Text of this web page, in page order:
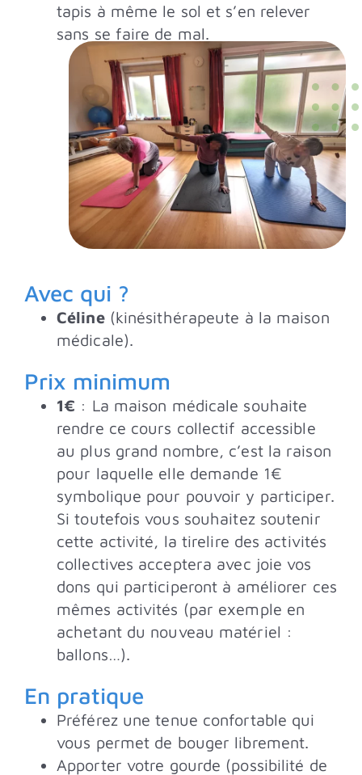
tapis à même le sol et s’en relever
sans se faire de mal.
Avec qui ?
Céline(kinésithérapeute à la maison
médicale).
Prix minimum
1€ : La maison médicale souhaite
rendre ce cours collectif accessible
au plus grand nombre, c’est la raison
pour laquelle elle demande 1€
symbolique pour pouvoir y participer.
Si toutefois vous souhaitez soutenir
cette activité, la tirelire des activités
collectives acceptera avec joie vos
dons qui participeront à améliorer ces
mêmes activités (par exemple en
achetant du nouveau matériel :
ballons…).
En pratique
Préférez une tenue confortable qui
vous permet de bouger librement.
Apporter votre gourde (possibilité de